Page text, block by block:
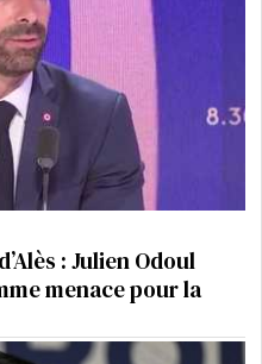
: Julien Odoul
menace pour la